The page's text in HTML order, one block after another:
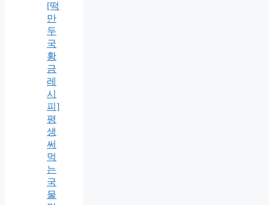
[떡
만
두
국
황
금
레
시
피]
평
생
써
먹
는
국
물